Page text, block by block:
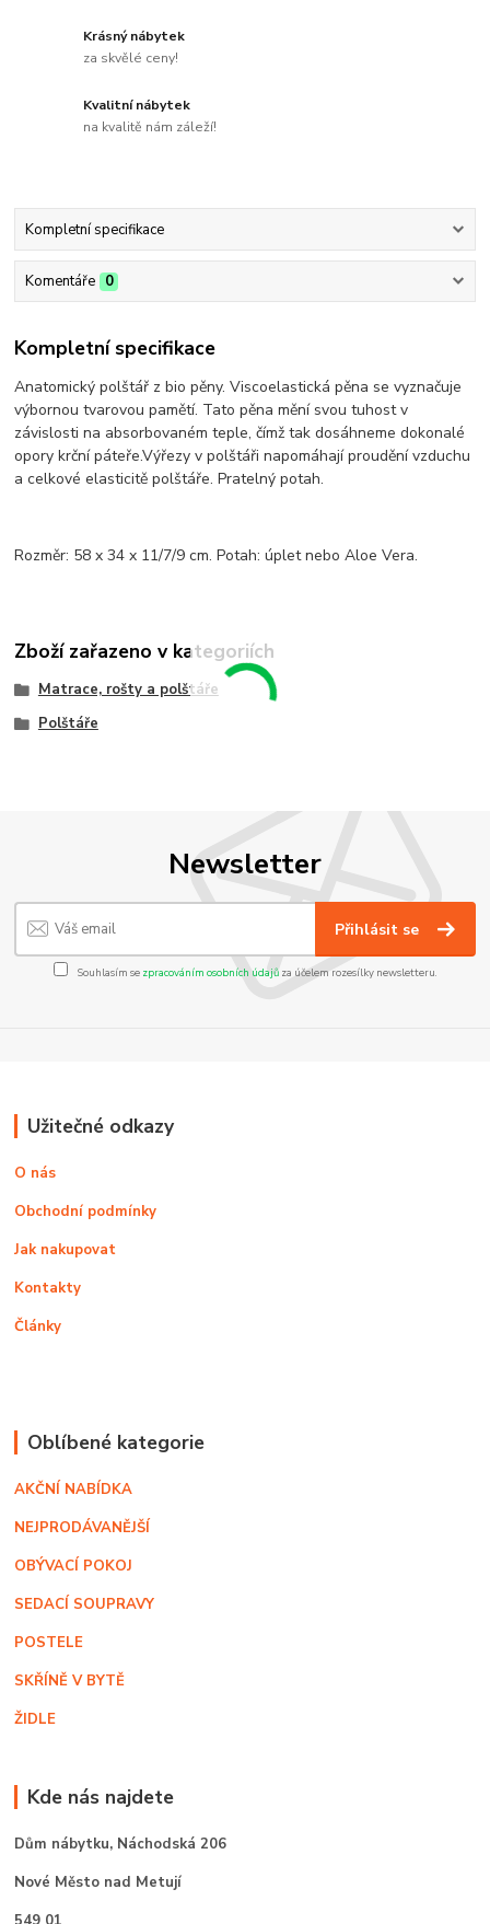
Krásný nábytek
za skvělé ceny!
Kvalitní nábytek
na kvalitě nám záleží!
Kompletní specifikace
Komentáře 0
Kompletní specifikace
Anatomický polštář z bio pěny. Viscoelastická pěna se vyznačuje
výbornou tvarovou pamětí. Tato pěna mění svou tuhost v
závislosti na absorbovaném teple, čímž tak dosáhneme dokonalé
opory krční páteře.Výřezy v polštáři napomáhají proudění vzduchu
a celkové elasticitě polštáře. Pratelný potah.
Rozměr: 58 x 34 x 11/7/9 cm. Potah: úplet nebo Aloe Vera.
Zboží zařazeno v kategoriích
Matrace, rošty a polštáře
Polštáře
Newsletter
Přihlásit se
Souhlasím se zpracováním osobních údajůza účelem rozesílky newsletteru.
Užitečné odkazy
O nás
Obchodní podmínky
Jak nakupovat
Kontakty
Články
Oblíbené kategorie
AKČNÍ NABÍDKA
NEJPRODÁVANĚJŠÍ
OBÝVACÍ POKOJ
SEDACÍ SOUPRAVY
POSTELE
SKŘÍNĚ V BYTĚ
ŽIDLE
Kde nás najdete
Dům nábytku, Náchodská 206
Nové Město nad Metují